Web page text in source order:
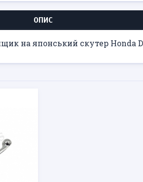
ОПИС
на японський скутер Honda